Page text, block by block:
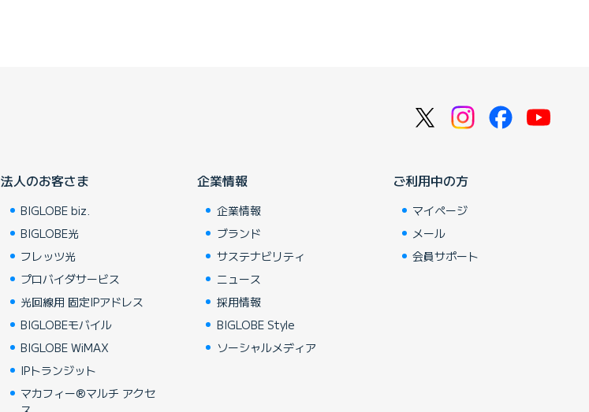
法人のお客さま
BIGLOBE biz.
BIGLOBE光
フレッツ光
プロバイダサービス
光回線用 固定IPアドレス
BIGLOBEモバイル
BIGLOBE WiMAX
IPトランジット
マカフィー®マルチ アクセ
企業情報
企業情報
ブランド
サステナビリティ
ニュース
採用情報
BIGLOBE Style
ソーシャルメディア
ご利用中の方
マイページ
メール
会員サポート